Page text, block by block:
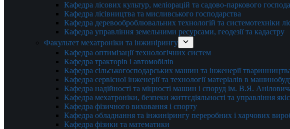
Кафедра лісових культур, меліорацій та садово-паркового
Кафедра лісівництва та мисливського господарства
Кафедра деревооброблювальних технологій та системотехніки
Кафедра управління земельними ресурсами, геодезії та кадастру
Факультет мехатроніки та інжинірингу
Кафедра оптимізації технологічних систем
Кафедра тракторів і автомобілів
Кафедра сільськогосподарських машин та інженерії
Кафедра cервісної інженерії та технології матеріалів в
Кафедра надійності та міцності машин і споруд ім. В.Я.
Кафедра мехатроніки, безпеки життєдіяльності та управління
Кафедра фізичного виховання і спорту
Кафедра обладнання та інжинірингу переробних і харчових
Кафедра фізики та математики